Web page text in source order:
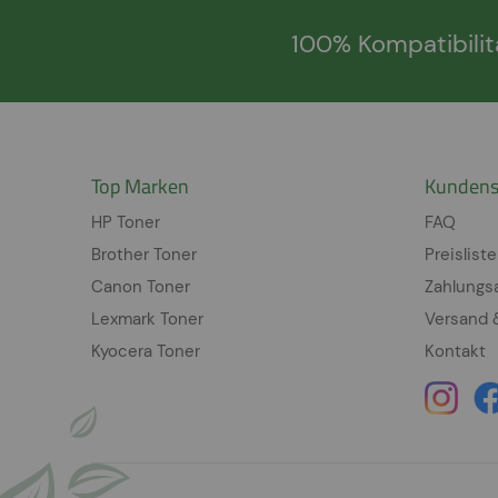
100%
Top Marken
HP Toner
Brother Toner
Canon Toner
Lexmark Toner
Kyocera Toner
FAQ
Versand
Kontakt